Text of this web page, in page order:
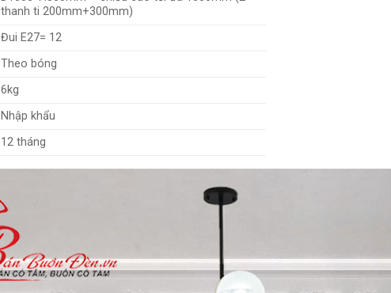
thanh ti 200mm+300mm)
Đui E27= 12
Theo bóng
6kg
Nhập khẩu
12 tháng